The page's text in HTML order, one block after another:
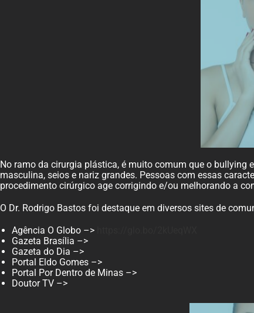
No ramo da cirurgia plástica, é muito comum que o bullying
masculina, seios e nariz grandes. Pessoas com essas
procedimento cirúrgico age corrigindo e/ou melhorando a
O Dr. Rodrigo Bastos foi destaque em diversos sites de
Agência O Globo –>
Gazeta Brasília –>
Gazeta do Dia –>
Portal Eldo Gomes –>
Portal Por Dentro de Minas –>
Doutor TV –>